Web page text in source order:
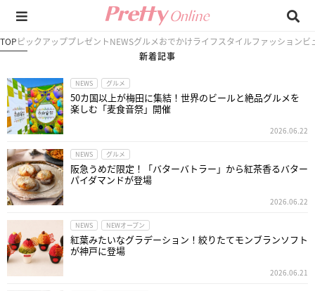
TOPピックアッププレゼントNEWSグルメおでかけライフスタイルファッションビ
新着記事
NEWS グルメ
50カ国以上が梅田に集結！世界のビールと絶品グルメを
楽しむ「麦食音祭」開催
2026.06.22
NEWS グルメ
阪急うめだ限定！「バターバトラー」から紅茶香るバター
パイダマンドが登場
2026.06.22
NEWS NEWオープン
紅葉みたいなグラデーション！絞りたてモンブランソフト
が神戸に登場
2026.06.21